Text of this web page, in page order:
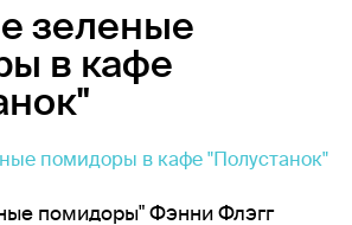
зеленые
в кафе
помидоры" Фэнни Флэгг